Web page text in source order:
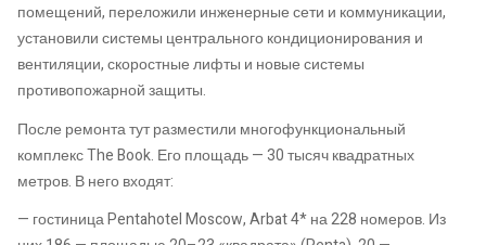
помещений, переложили инженерные сети и коммуникации,
установили системы центрального кондиционирования и
вентиляции, скоростные лифты и новые системы
противопожарной защиты.
После ремонта тут разместили многофункциональный
комплекс The Book. Его площадь — 30 тысяч квадратных
метров. В него входят:
— гостиница Pentahotel Moscow, Arbat 4* на 228 номеров. Из